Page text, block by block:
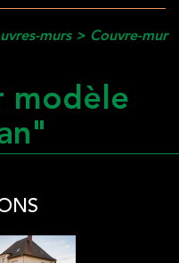
murs> Couvre-mur
modèle